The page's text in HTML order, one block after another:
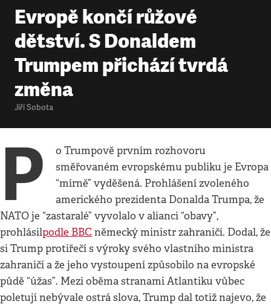
Evropě končí růžové
dětství. S Donaldem
Trumpem přichází tvrdá
změna
Jiří Sobota
P
o Trumpově prvním rozhovoru
směřovaném evropskému publiku je Evropa
“mírně” vyděšená. Prohlášení zvoleného
amerického prezidenta Donalda Trumpa, že
NATO je “zastaralé” vyvolalo v alianci “obavy”,
prohlásilpodle BBC německý ministr zahraničí. Dodal, že
si Trump protiřečí s výroky svého vlastního ministra
zahraničí a že jeho vystoupení způsobilo na evropské
půdě “úžas”. Mezi oběma stranami Atlantiku vůbec
poletují nebývale ostrá slova, Trump dal totiž najevo, že